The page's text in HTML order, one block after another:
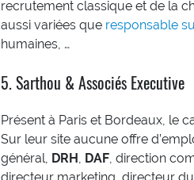
recrutement classique et de la
aussi variées que responsable
humaines, …
5. Sarthou & Associés Executive
Présent à Paris et Bordeaux, le
Sur leur site aucune offre
général, DRH, DAF, direction